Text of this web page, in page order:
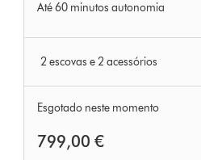
Até 60 minutos autonomia
2 escovas e 2 acessórios
Esgotado neste momento
799,00 €